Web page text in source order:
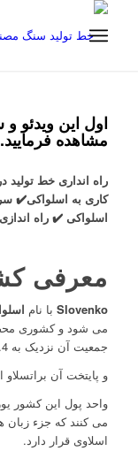
اول این ویدئو و
مشاهده فرمایید.
راه انداری خط تولید
کاری به اسلواکی✔️
اسلواکی ✔️راه
معرفی
Slovenkoبا نام
می شود و کشوری
جمعیت آن نزدیک به 5.4 میلیون نفر می باشد
و پایتخت آن براتسلاو است که 413 هزار
واحد پول این کشور
می کنند که جزء زبان
اسلاوی قرار دارد.